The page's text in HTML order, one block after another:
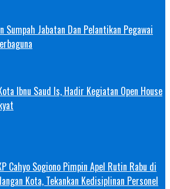
Sumpah Jabatan Dan Pelantikan Pegawai
Ibnu Saud Is, Hadir Kegiatan Open House
Cahyo Sogiono Pimpin Apel Rutin Rabu di
Kota, Tekankan Kedisiplinan Personel